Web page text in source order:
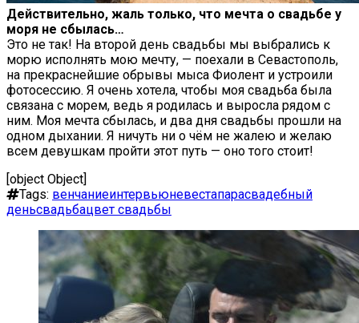
Действительно, жаль только, что мечта о свадьбе у
моря не сбылась…
Это не так! На второй день свадьбы мы выбрались к
морю исполнять мою мечту, — поехали в Севастополь,
на прекраснейшие обрывы мыса Фиолент и устроили
фотосессию. Я очень хотела, чтобы моя свадьба была
связана с морем, ведь я родилась и выросла рядом с
ним. Моя мечта сбылась, и два дня свадьбы прошли на
одном дыхании. Я ничуть ни о чём не жалею и желаю
всем девушкам пройти этот путь — оно того стоит!
[object Object]
Tags: венчаниеинтервьюневестапарасвадебный
деньсвадьбацвет свадьбы